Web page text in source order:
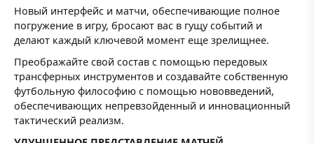
Новый интерфейс и матчи, обеспечивающие полное
погружение в игру, бросают вас в гущу событий и
делают каждый ключевой момент еще зрелищнее.
Преображайте свой состав с помощью передовых
трансферных инструментов и создавайте собственную
футбольную философию с помощью нововведений,
обеспечивающих непревзойденный и инновационный
тактический реализм.